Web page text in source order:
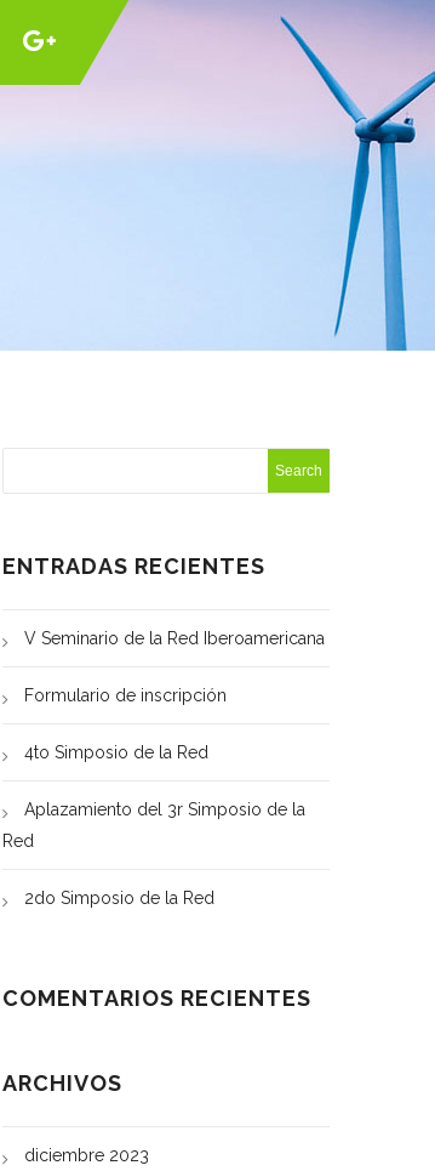
ENTRADAS RECIENTES
V Seminario de la Red Iberoamericana
Formulario de inscripción
4to Simposio de la Red
Aplazamiento del 3r Simposio de la
Red
2do Simposio de la Red
COMENTARIOS RECIENTES
ARCHIVOS
diciembre 2023